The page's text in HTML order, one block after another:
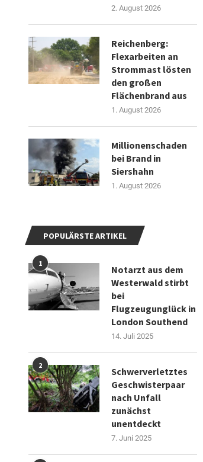
2. August 2026
Reichenberg:
Flexarbeiten an
Strommast lösten
den großen
Flächenbrand aus
1. August 2026
Millionenschaden
bei Brand in
Siershahn
1. August 2026
POPULÄRSTE ARTIKEL
1
Notarzt aus dem
Westerwald stirbt
bei
Flugzeugunglück in
London Southend
14. Juli 2025
2
Schwerverletztes
Geschwisterpaar
nach Unfall
zunächst
unentdeckt
7. Juni 2025